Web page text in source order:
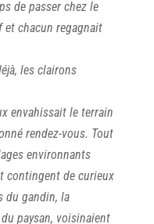
de passer chez le
chacun regagnait
les clairons
envahissait le terrain
rendez-vous. Tout
environnants
contingent de curieux
du gandin, la
paysan, voisinaient